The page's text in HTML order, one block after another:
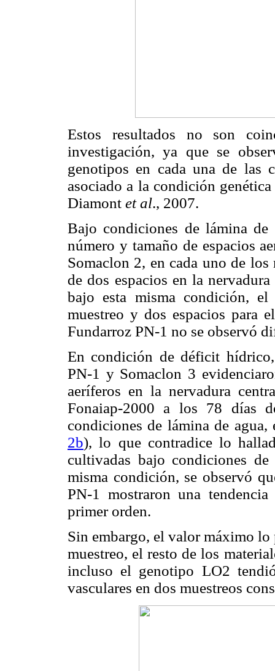
Estos resultados no son
investigación, ya que se
genotipos en cada una de las
asociado a la condición
Diamont et al., 2007.
Bajo condiciones de lámina
número y tamaño de espacios
Somaclon 2, en cada uno de
de dos espacios en la
bajo esta misma condición,
muestreo y dos espacios para
Fundarroz PN-1 no se observó
En condición de déficit
PN-1 y Somaclon 3
aeríferos en la nervadura
Fonaiap-2000 a los 78 días
condiciones de lámina de
2b), lo que contradice lo
cultivadas bajo condiciones
misma condición, se observó
PN-1 mostraron una
primer orden.
Sin embargo, el valor máximo
muestreo, el resto de los
incluso el genotipo LO2
vasculares en dos muestreos